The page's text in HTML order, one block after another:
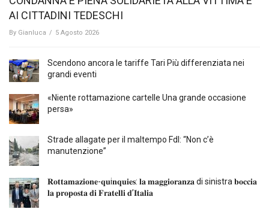
AI CITTADINI TEDESCHI
By Gianluca / 5 Agosto 2026
Scendono ancora le tariffe Tari Più differenziata nei
grandi eventi
«Niente rottamazione cartelle Una grande occasione
persa»
Strade allagate per il maltempo FdI: “Non c’è
manutenzione”
𝐑𝐨𝐭𝐭𝐚𝐦𝐚𝐳𝐢𝐨𝐧𝐞-𝐪𝐮i𝐧𝐪𝐮𝐢𝐞𝐬: 𝐥𝐚 𝐦𝐚𝐠𝐠𝐢𝐨𝐫𝐚𝐧𝐳𝐚 di sinistra 𝐛𝐨𝐜𝐜𝐢𝐚
𝐥𝐚 𝐩𝐫𝐨𝐩𝐨𝐬𝐭𝐚 𝐝𝐢 𝐅𝐫𝐚𝐭𝐞𝐥𝐥𝐢 𝐝’𝐈𝐭𝐚𝐥𝐢𝐚